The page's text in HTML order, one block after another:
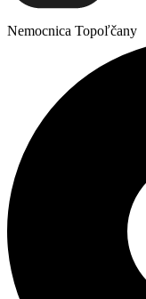
Nemocnica Topoľčany